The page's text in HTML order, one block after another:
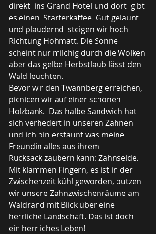
direkt  ins Grand Hotel und dort  gibt
es einen  Starterkaffee. Gut gelaunt
und plaudernd  steigen wir hoch
Richtung Hohmatt. Die Sonne
scheint nur milchig durch die Wolken
aber das gelbe Herbstlaub lässt den
Wald leuchten.
Bevor wir den Twannberg erreichen,
picnicen wir auf einer schönen
Holzbank.  Das halbe Sandwich hat
sich verhedert in unseren Zähnen
und ich bin erstaunt was meine
Freundin alles aus ihrem
Rucksack zaubern kann: Zahnseide.
Mit klammen Fingern, es ist in der
Zwischenzeit kühl geworden, putzen
wir unsere Zahnzwischenräume am
Waldrand mit Blick über eine
herrliche Landschaft. Das ist doch
ein herrliches Leben!